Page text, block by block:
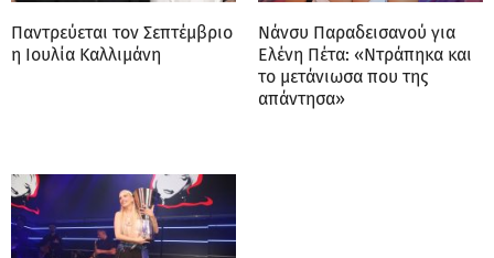
Παντρεύεται τον Σεπτέμβριο
η Ιουλία Καλλιμάνη
Νάνσυ Παραδεισανού για
Ελένη Πέτα: «Ντράπηκα και
το μετάνιωσα που της
απάντησα»